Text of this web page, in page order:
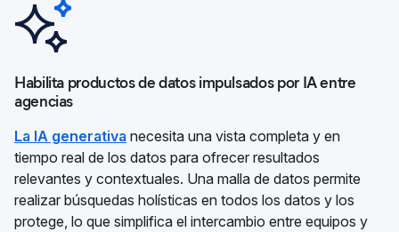
Habilita productos de datos impulsados por IA entre
agencias
La IA generativa necesita una vista completa y en
tiempo real de los datos para ofrecer resultados
relevantes y contextuales. Una malla de datos permite
realizar búsquedas holísticas en todos los datos y los
protege, lo que simplifica el intercambio entre equipos y